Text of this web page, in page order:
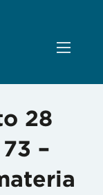
28
–